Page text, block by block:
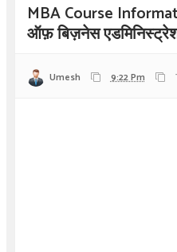
MBA Course
ऑफ़ बिज़नेस
Umesh 9:22 Pm